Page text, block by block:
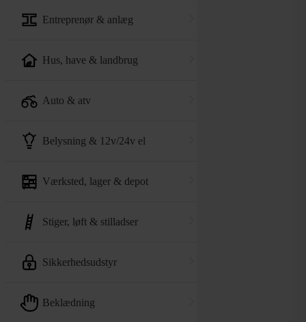
entreprenør & anlæg
hus, have & landbrug
auto & atv
belysning & 12v/24v el
værksted, lager & depot
stiger, løft & stilladser
sikkerhedsudstyr
beklædning